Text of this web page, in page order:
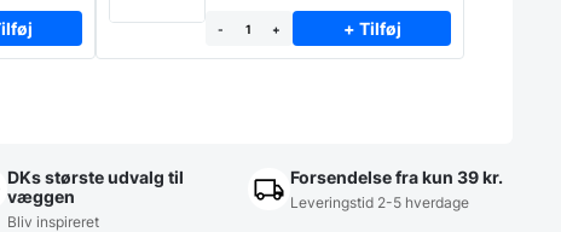
- + + Tilføj
DKs største udvalg til
væggen
Bliv inspireret
Forsendelse fra kun 39 kr.
Leveringstid 2-5 hverdage